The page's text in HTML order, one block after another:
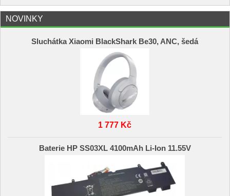
NOVINKY
Sluchátka Xiaomi BlackShark Be30, ANC, šedá
1 777 Kč
Baterie HP SS03XL 4100mAh Li-Ion 11.55V